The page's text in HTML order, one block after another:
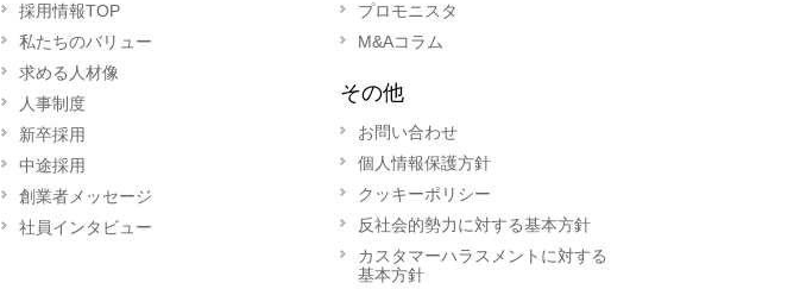
採用情報TOP
私たちのバリュー
求める人材像
人事制度
新卒採用
中途採用
創業者メッセージ
社員インタビュー
プロモニスタ
M&Aコラム
その他
お問い合わせ
個人情報保護方針
クッキーポリシー
反社会的勢力に対する基本方針
カスタマーハラスメントに対する
基本方針